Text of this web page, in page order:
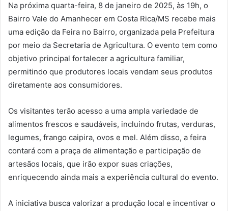
Na próxima quarta-feira, 8 de janeiro de 2025, às 19h, o
Bairro Vale do Amanhecer em Costa Rica/MS recebe mais
uma edição da Feira no Bairro, organizada pela Prefeitura
por meio da Secretaria de Agricultura. O evento tem como
objetivo principal fortalecer a agricultura familiar,
permitindo que produtores locais vendam seus produtos
diretamente aos consumidores.
Os visitantes terão acesso a uma ampla variedade de
alimentos frescos e saudáveis, incluindo frutas, verduras,
legumes, frango caipira, ovos e mel. Além disso, a feira
contará com a praça de alimentação e participação de
artesãos locais, que irão expor suas criações,
enriquecendo ainda mais a experiência cultural do evento.
A iniciativa busca valorizar a produção local e incentivar o